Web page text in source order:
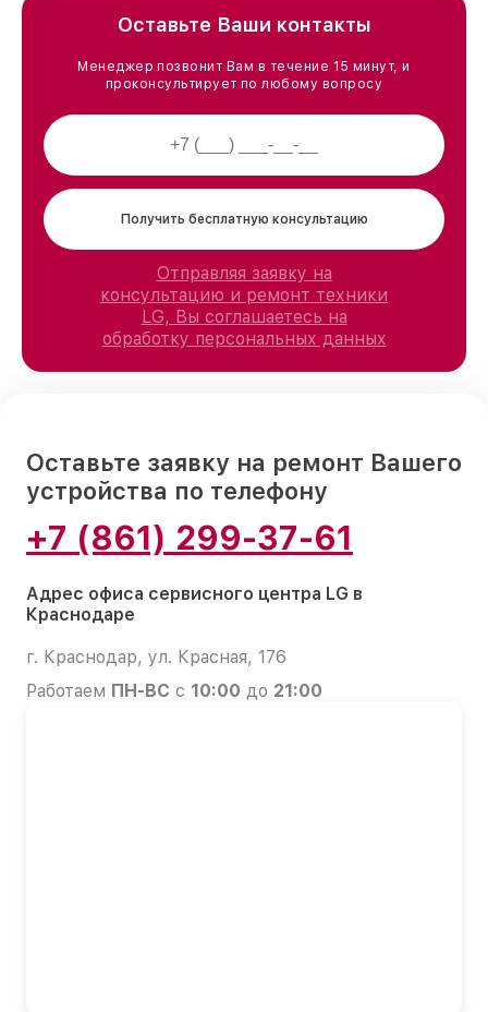
Оставьте Ваши контакты
Менеджер позвонит Вам в течение 15 минут, и
проконсультирует по любому вопросу
Получить бесплатную консультацию
Отправляя заявку на
консультацию и ремонт техники
LG, Вы соглашаетесь на
обработку персональных данных
Оставьте заявку на ремонт Вашего
устройства по телефону
+7 (861) 299-37-61
Адрес офиса сервисного центра LG в
Краснодаре
г. Краснодар, ул. Красная, 176
Работаем ПН-ВС с 10:00 до 21:00